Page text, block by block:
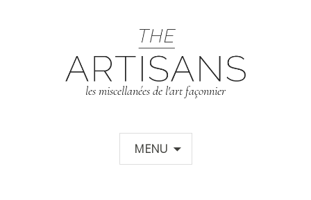
les miscellanées de l'art façonnier
MENU